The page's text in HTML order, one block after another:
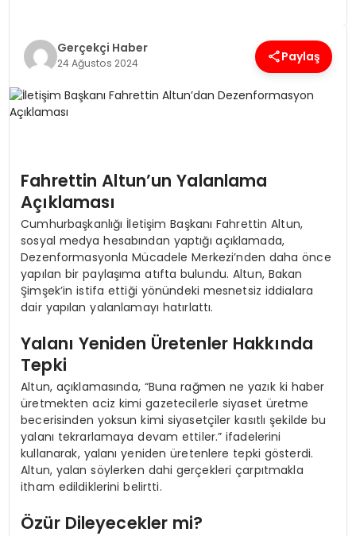
SAĞLIK
SPOR
YAŞAM
Gerçekçi Haber
24 Ağustos 2024 Paylaş
Fahrettin Altun’un Yalanlama
Açıklaması
Cumhurbaşkanlığı İletişim Başkanı Fahrettin Altun,
sosyal medya hesabından yaptığı açıklamada,
Dezenformasyonla Mücadele Merkezi’nden daha önce
yapılan bir paylaşıma atıfta bulundu. Altun, Bakan
Şimşek’in istifa ettiği yönündeki mesnetsiz iddialara
dair yapılan yalanlamayı hatırlattı.
Yalanı Yeniden Üretenler Hakkında
Tepki
Altun, açıklamasında, “Buna rağmen ne yazık ki haber
üretmekten aciz kimi gazetecilerle siyaset üretme
becerisinden yoksun kimi siyasetçiler kasıtlı şekilde bu
yalanı tekrarlamaya devam ettiler.” ifadelerini
kullanarak, yalanı yeniden üretenlere tepki gösterdi.
Altun, yalan söylerken dahi gerçekleri çarpıtmakla
itham edildiklerini belirtti.
Özür Dileyecekler mi?